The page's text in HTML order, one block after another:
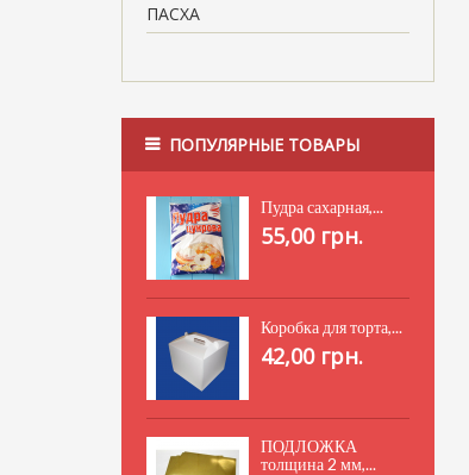
ПАСХА
ПОПУЛЯРНЫЕ ТОВАРЫ
Пудра сахарная,...
55,00 грн.
Коробка для торта,...
42,00 грн.
ПОДЛОЖКА
толщина 2 мм,...